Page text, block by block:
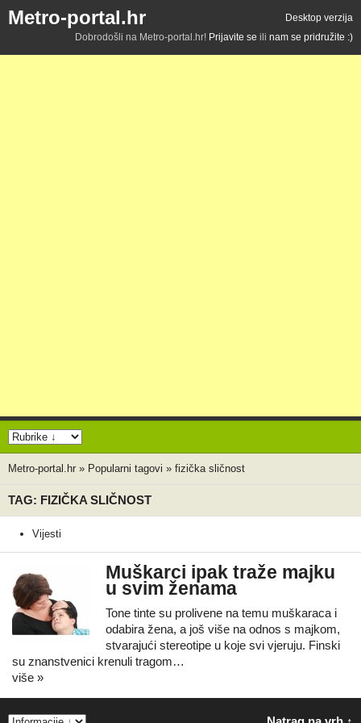
Metro-portal.hr
Desktop verzija
Dobrodošli na Metro-portal.hr! Prijavite se ili nam se pridružite :)
Metro-portal.hr » Popularni tagovi » fizička sličnost
TAG: FIZIČKA SLIČNOST
Vijesti
Muškarci ipak traže majku
u svim ženama
Tone tinte su prolivene na temu muškaraca i
odabira žena, a još više na odnos s majkom,
stvarajući stereotipe u koje svi vjeruju. Finski
su znanstvenici krenuli tragom…
više »